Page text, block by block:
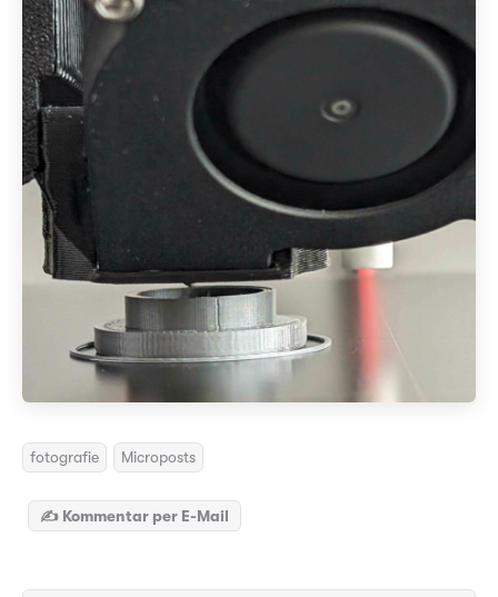
fotografie Microposts
✍️ Kommentar per E-Mail